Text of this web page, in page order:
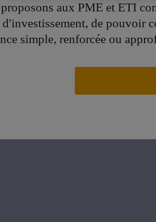
aux PME et ETI
de pouvoir
simple, renforcée ou